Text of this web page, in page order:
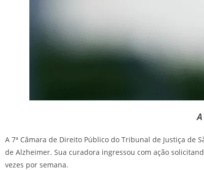
A 7ª Câmara de Direito Público do Tribunal de Justiça
de Alzheimer. Sua curadora ingressou com ação
vezes por semana.